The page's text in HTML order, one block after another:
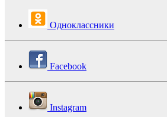
Одноклассники
Facebook
Instagram